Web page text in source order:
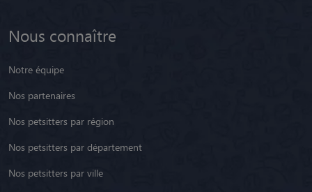
Nous connaître
Notre équipe
Nos partenaires
Nos petsitters par région
Nos petsitters par département
Nos petsitters par ville